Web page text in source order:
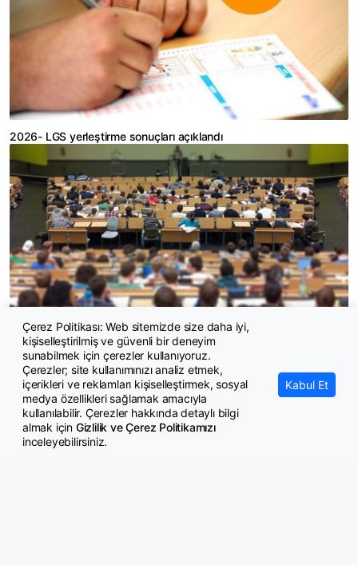
2026- LGS yerleştirme sonuçları açıklandı
Kiralar, üniversite tercihlerinde başarı sıralamasının önüne geçti
Çerez Politikası: Web sitemizde size daha iyi,
kişiselleştirilmiş ve güvenli bir deneyim
sunabilmek için çerezler kullanıyoruz.
Çerezler; site kullanımınızı analiz etmek,
içerikleri ve reklamları kişiselleştirmek, sosyal
medya özellikleri sağlamak amacıyla
kullanılabilir. Çerezler hakkında detaylı bilgi
almak için Gizlilik ve Çerez Politikamızı
inceleyebilirsiniz.
Kabul Et